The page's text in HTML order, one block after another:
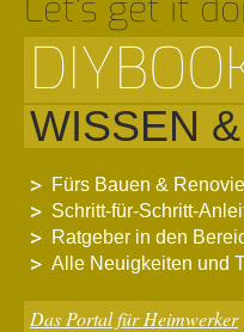
Let‘s get it
WISSEN
Fürs Bauen &
Schritt-für-Schritt-
Ratgeber in den
Alle Neuigkeiten und
Das Portal für Heimwerker